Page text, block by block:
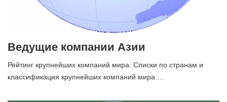
Ведущие компании Азии
Рейтинг крупнейших компаний мира. Списки по странам и
классификация крупнейших компаний мира.…